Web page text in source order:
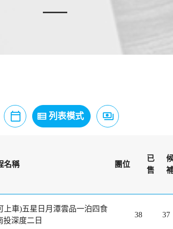
calendar_today
月曆模式
view_list
列表模式 payments
價格模式
名稱 團位
已
售
上車)五星日月潭雲品一泊四食
投深度二日
38 37